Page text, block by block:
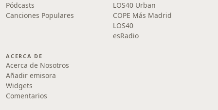
Pódcasts
Canciones Populares
LOS40 Urban
COPE Más Madrid
LOS40
esRadio
ACERCA DE
Acerca de Nosotros
Añadir emisora
Widgets
Comentarios